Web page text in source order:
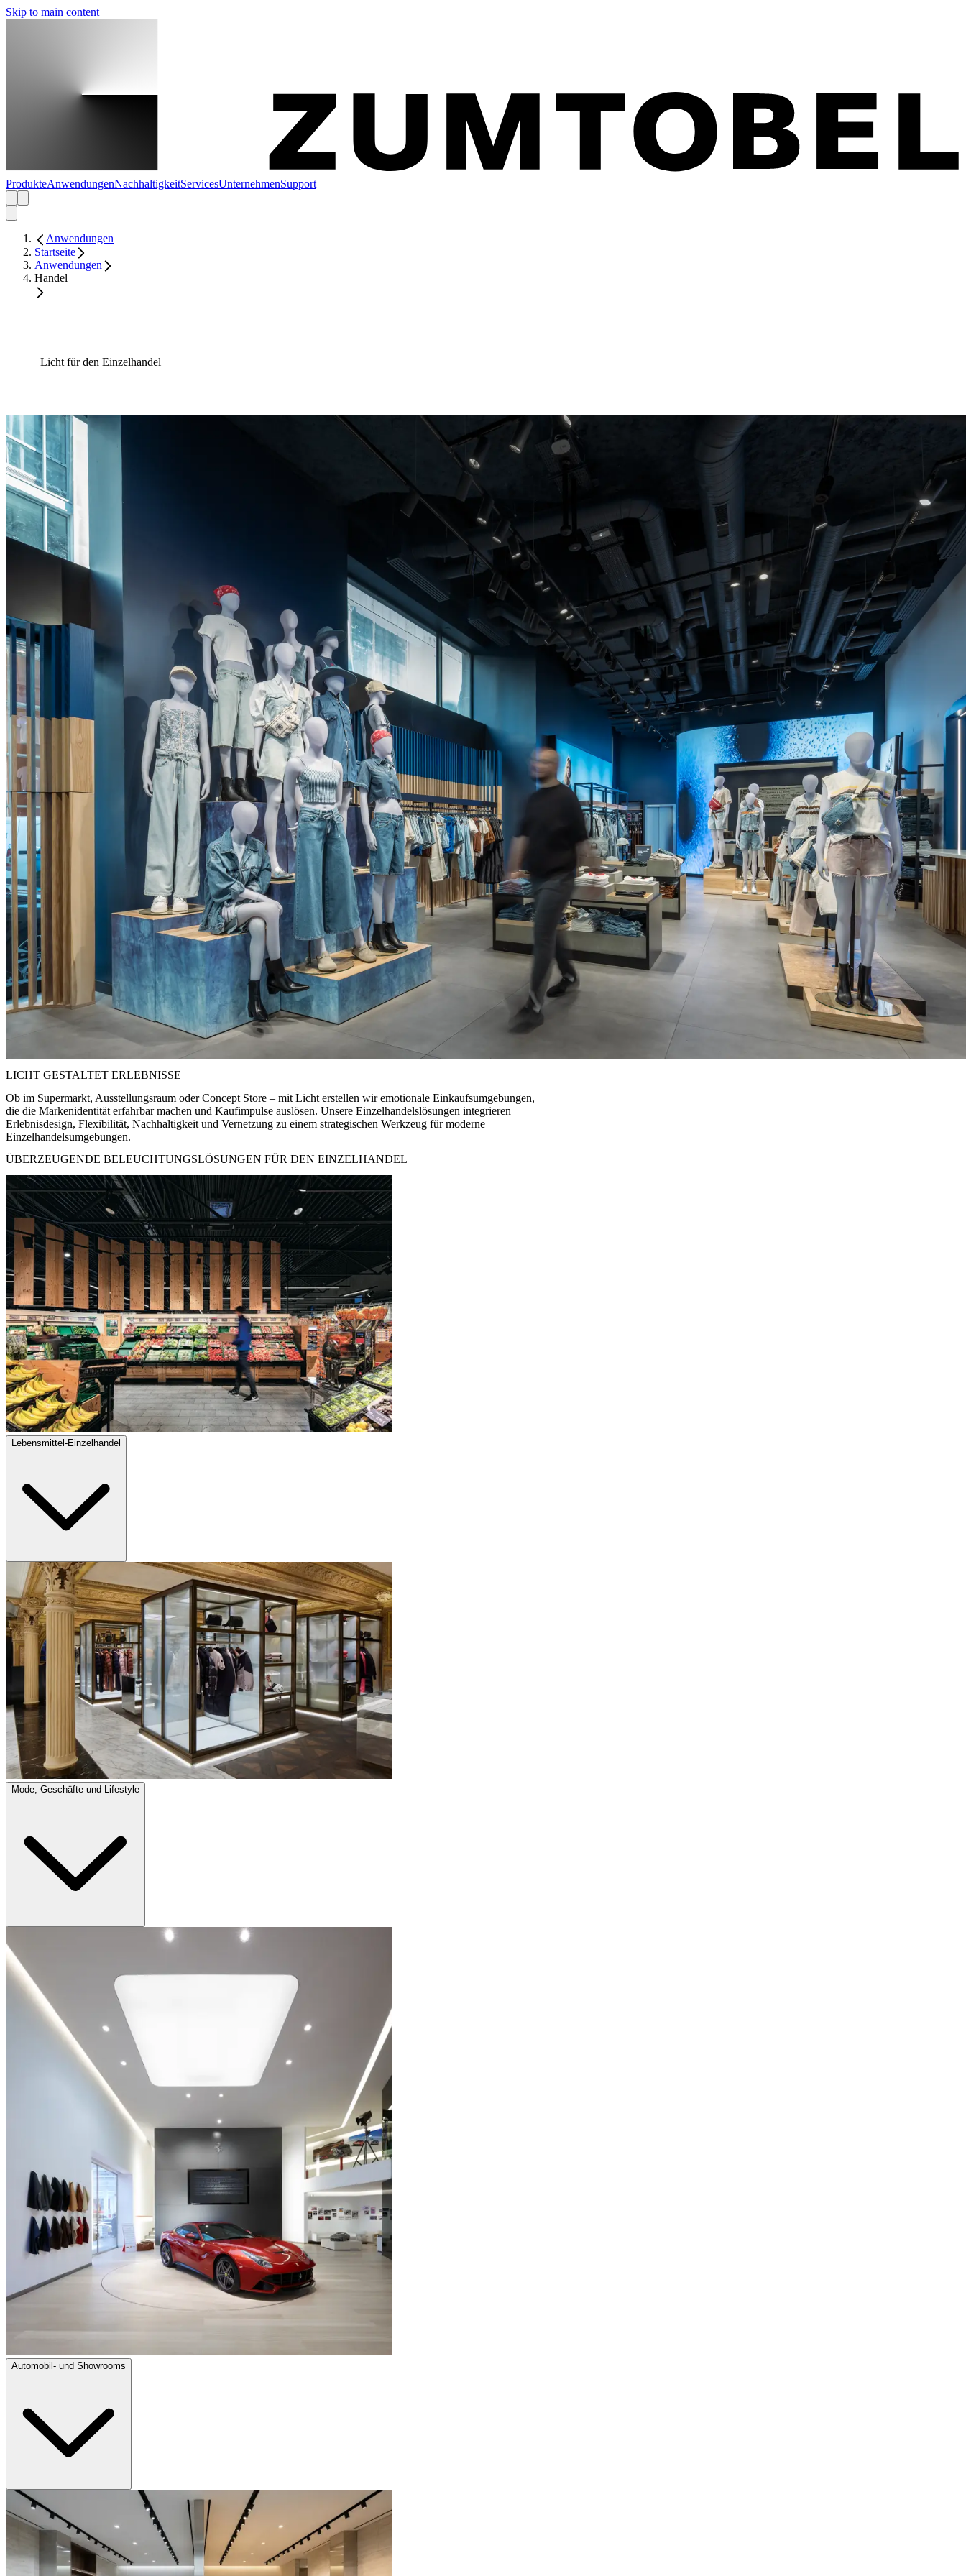
Skip to main content
ProdukteAnwendungenNachhaltigkeitServicesUnternehmenSupport
Anwendungen
Startseite
Anwendungen
Handel
Licht für den Einzelhandel
LICHT GESTALTET ERLEBNISSE
Ob im Supermarkt, Ausstellungsraum oder Concept Store – mit Licht erstellen wir emotionale Einkaufsumgebungen,
die die Markenidentität erfahrbar machen und Kaufimpulse auslösen. Unsere Einzelhandelslösungen integrieren
Erlebnisdesign, Flexibilität, Nachhaltigkeit und Vernetzung zu einem strategischen Werkzeug für moderne
Einzelhandelsumgebungen.
ÜBERZEUGENDE BELEUCHTUNGSLÖSUNGEN FÜR DEN EINZELHANDEL
Lebensmittel‑Einzelhandel
Mode, Geschäfte und Lifestyle
Automobil- und Showrooms